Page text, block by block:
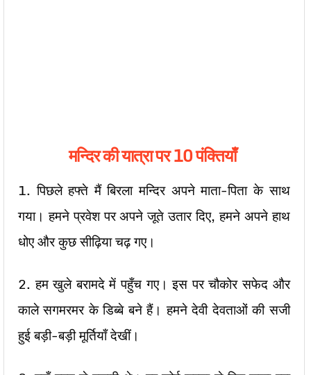
मन्दिर की यात्रा पर 10 पंक्तियाँ
1. पिछले हफ्ते मैं बिरला मन्दिर अपने माता-पिता के साथ
गया। हमने प्रवेश पर अपने जूते उतार दिए, हमने अपने हाथ
धोए और कुछ सीढ़िया चढ़ गए।
2. हम खुले बरामदे में पहुँच गए। इस पर चौकोर सफेद और
काले सगमरमर के डिब्बे बने हैं। हमने देवी देवताओं की सजी
हुई बड़ी-बड़ी मूर्तियाँ देखीं।